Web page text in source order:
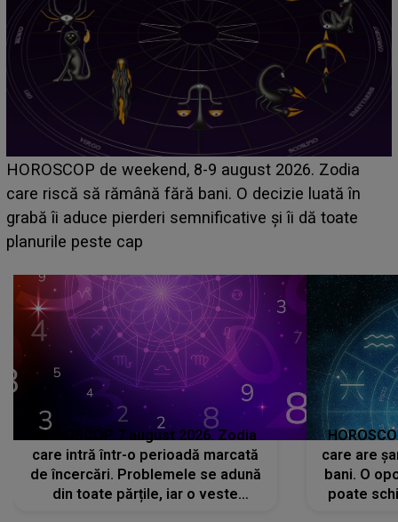
Emanuel a ținut ACEST DETALIU ASCUNS până
acum! În fața Alexandrei, concurentul din Casa Iubirii
face o MĂRTURISIRE NEAȘTEPTATĂ despre mama
sa: "I-am spus și ei în față, eu nu te iubesc pentru
HOROSCOP 7 august 2026. Zodia
care intră într-o perioadă marcată
de încercări. Problemele se adună
din toate părțile, iar o veste
care are
bani. O
poate